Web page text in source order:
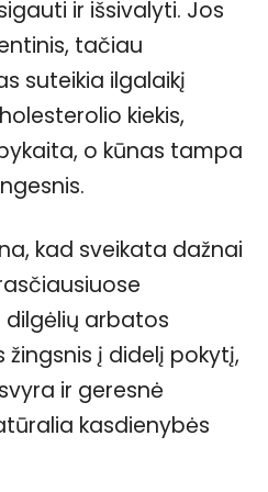
ir išsivalyti. Jos
tačiau
suteikia ilgalaikį
kiekis,
o kūnas tampa
kad sveikata dažnai
dilgėlių arbatos
į didelį pokytį,
ir geresnė
kasdienybės